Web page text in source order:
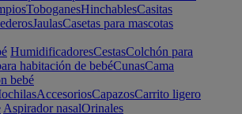
ToboganesHinchablesCasitas
JaulasCasetas para mascotas
HumidificadoresCestasColchón para
habitación de bebéCunasCama
bebé
AccesoriosCapazosCarrito ligero
Aspirador nasalOrinales